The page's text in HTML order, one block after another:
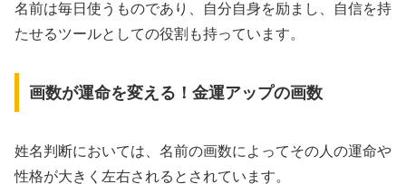
名前は毎日使うものであり、自分自身を励まし、自信を持
たせるツールとしての役割も持っています。
画数が運命を変える！金運アップの画数
姓名判断においては、名前の画数によってその人の運命や
性格が大きく左右されるとされています。